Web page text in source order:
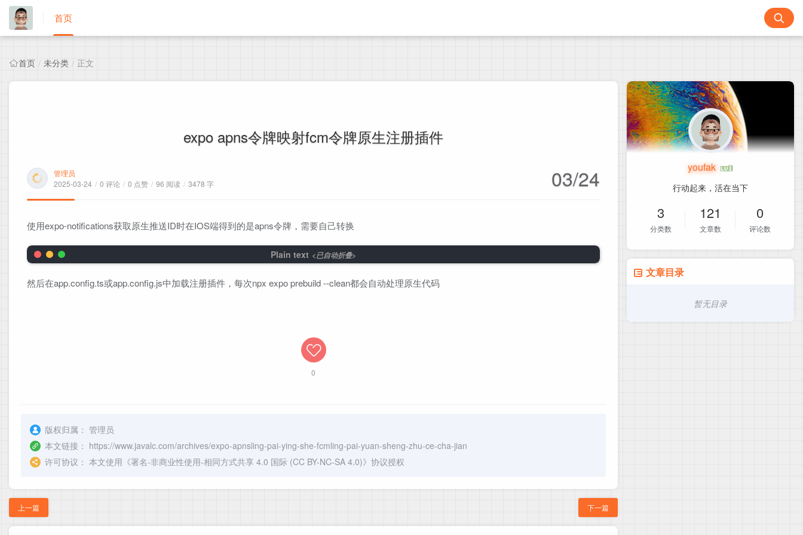
首页
首页 / 未分类 / 正文
expo apns令牌映射fcm令牌原生注册插件
管理员
2025-03-24 / 0 评论 / 0 点赞 / 96 阅读 / 3478 字 03/24
使用expo-notifications获取原生推送ID时在IOS端得到的是apns令牌，需要自己转换
import { ConfigPlugin, withDangerousMod, withInfoPlist } from '@expo/config-plugins';
import { mergeContents } from '@expo/config-plugins/build/utils/generateCode';
const withAPNSRegistration: ConfigPlugin = (config) => {
  config = withInfoPlist(config, (config) => {
    }
    return config;
  });
  // 修改 Podfile
<已自动折叠>
然后在app.config.ts或app.config.js中加载注册插件，每次npx expo prebuild --clean都会自动处理原生代码
0
版权归属： 管理员
本文链接： https://www.javalc.com/archives/expo-apnsling-pai-ying-she-fcmling-pai-yuan-sheng-zhu-ce-cha-jian
许可协议： 本文使用《署名-非商业性使用-相同方式共享 4.0 国际 (CC BY-NC-SA 4.0)》协议授权
上一篇 下一篇
youfak
行动起来，活在当下
3
分类数
121
文章数
0
评论数
文章目录
暂无目录